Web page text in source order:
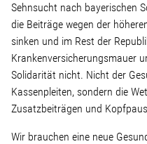
Sehnsucht nach bayerischen
die Beiträge wegen der
sinken und im Rest der
Krankenversicherungsmauer
Solidarität nicht. Nicht der
Kassenpleiten, sondern die
Zusatzbeiträgen und
Wir brauchen eine neue